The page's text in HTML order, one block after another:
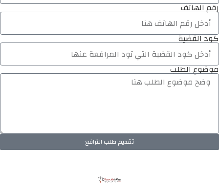
رقم الهاتف
كود القضية
موضوع الطلب
تقديم طلب الترافع